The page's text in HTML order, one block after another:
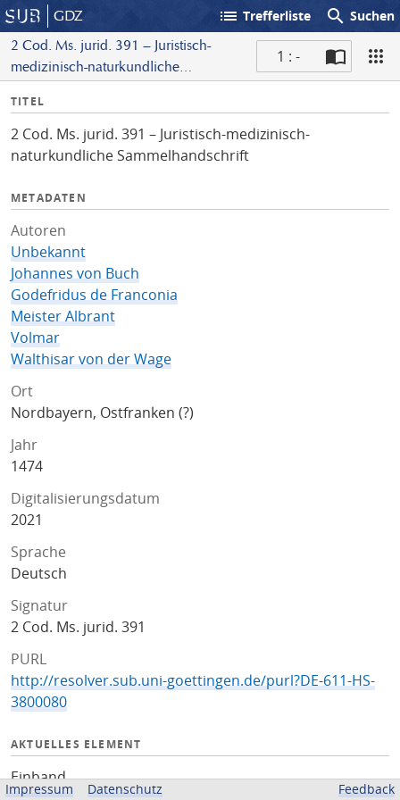
GDZ list Trefferliste search Suchen
2 Cod. Ms. jurid. 391 – Juristisch-
medizinisch-naturkundliche
1 : -
I
f
o
TITEL
2 Cod. Ms. jurid. 391 – Juristisch-medizinisch-
naturkundliche Sammelhandschrift
METADATEN
Autoren
Unbekannt
Johannes von Buch
Godefridus de Franconia
Meister Albrant
Volmar
Walthisar von der Wage
Ort
Nordbayern, Ostfranken (?)
Jahr
1474
Digitalisierungsdatum
2021
Sprache
Deutsch
Signatur
2 Cod. Ms. jurid. 391
PURL
http://resolver.sub.uni-goettingen.de/purl?DE-611-HS-
3800080
AKTUELLES ELEMENT
Einband
Impressum Datenschutz Feedback